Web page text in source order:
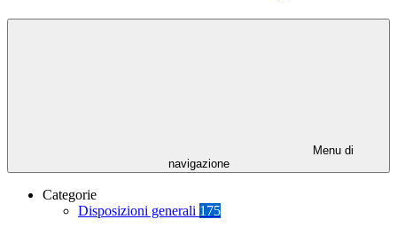
Menu di
navigazione
Categorie
Disposizioni generali 175